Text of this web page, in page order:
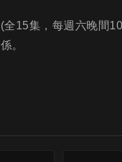
(全15集，每週六晚間
係。